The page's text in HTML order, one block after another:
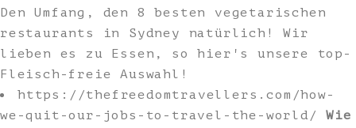
Den Umfang, den 8 besten vegetarischen
restaurants in Sydney natürlich! Wir
lieben es zu Essen, so hier's unsere top-
Fleisch-freie Auswahl!
https://thefreedomtravellers.com/how-
we-quit-our-jobs-to-travel-the-world/Wie